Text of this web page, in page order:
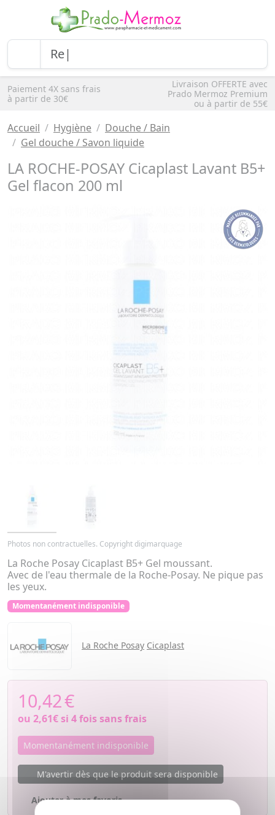
Paiement 4X sans frais
à partir de 30€
Livraison OFFERTE avec
Prado Mermoz Premium
ou à partir de 55€
Accueil Hygiène
Douche / Bain
Gel douche / Savon liquide
LA ROCHE-POSAY Cicaplast Lavant B5+
Gel flacon 200 ml
Photos non contractuelles. Copyright digimarquage
La Roche Posay Cicaplast B5+ Gel moussant.
Avec de l'eau thermale de la Roche-Posay. Ne pique pas
les yeux.
Momentanément indisponible
La Roche Posay Cicaplast
10,42€
ou 2,61€si 4 fois sans frais
Momentanément indisponible
M'avertir dès que le produit sera disponible
Ajouter à mes favoris